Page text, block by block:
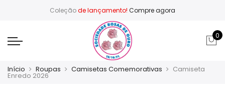
Coleçãode lançamento! Compre agora
0
Início Roupas Camisetas Comemorativas Camiseta
Enredo 2026